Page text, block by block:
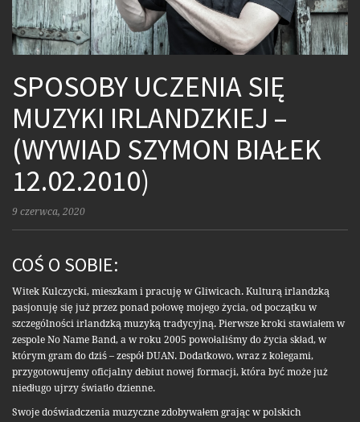
SPOSOBY UCZENIA SIĘ
MUZYKI IRLANDZKIEJ –
(WYWIAD SZYMON BIAŁEK
12.02.2010)
9 czerwca, 2020
COŚ O SOBIE:
Witek Kulczycki, mieszkam i pracuję w Gliwicach. Kulturą irlandzką
pasjonuję się już przez ponad połowę mojego życia, od początku w
szczególności irlandzką muzyką tradycyjną. Pierwsze kroki stawiałem w
zespole No Name Band, a w roku 2005 powołaliśmy do życia skład, w
którym gram do dziś – zespół DUAN. Dodatkowo, wraz z kolegami,
przygotowujemy oficjalny debiut nowej formacji, która być może już
niedługo ujrzy światło dzienne.
Swoje doświadczenia muzyczne zdobywałem grając w polskich